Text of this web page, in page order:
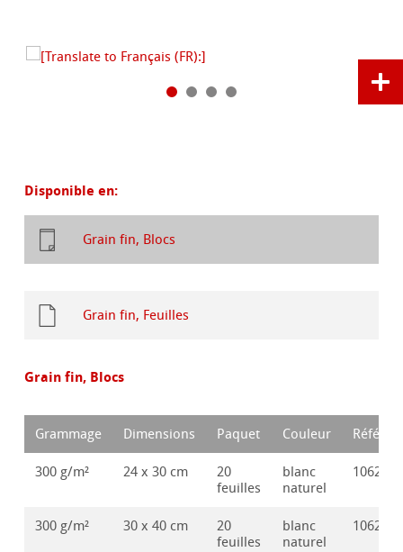
Disponible en:
Grain fin, Blocs
Grain fin, Feuilles
Grain fin, Blocs
Grammage Dimensions Paquet Couleur
300 g/m² 24 x 30 cm
20
feuilles
blanc
naturel
300 g/m² 30 x 40 cm
20
feuilles
blanc
naturel